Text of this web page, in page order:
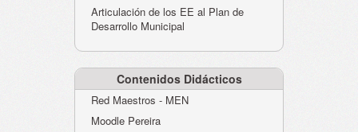
Articulación de los EE al Plan de
Desarrollo Municipal
Contenidos Didácticos
Red Maestros - MEN
Moodle Pereira